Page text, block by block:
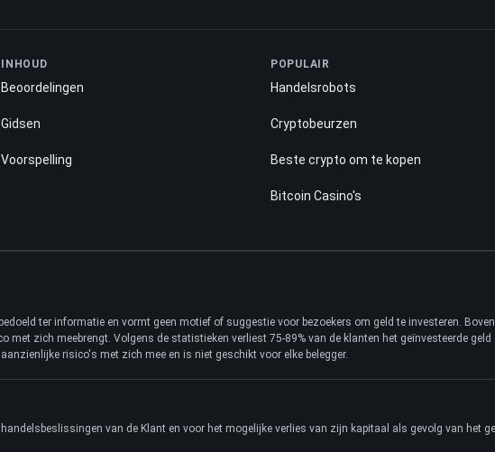
INHOUD
Beoordelingen
Gidsen
Voorspelling
POPULAIR
Handelsrobots
Cryptobeurzen
Beste crypto om te kopen
Bitcoin Casino's
ter informatie en vormt geen motief of suggestie voor bezoekers om geld te investeren.
met zich meebrengt. Volgens de statistieken verliest 75-89% van de klanten het geïnvesteerde
risico's met zich mee en is niet geschikt voor elke belegger.
van de Klant en voor het mogelijke verlies van zijn kapitaal als gevolg van het